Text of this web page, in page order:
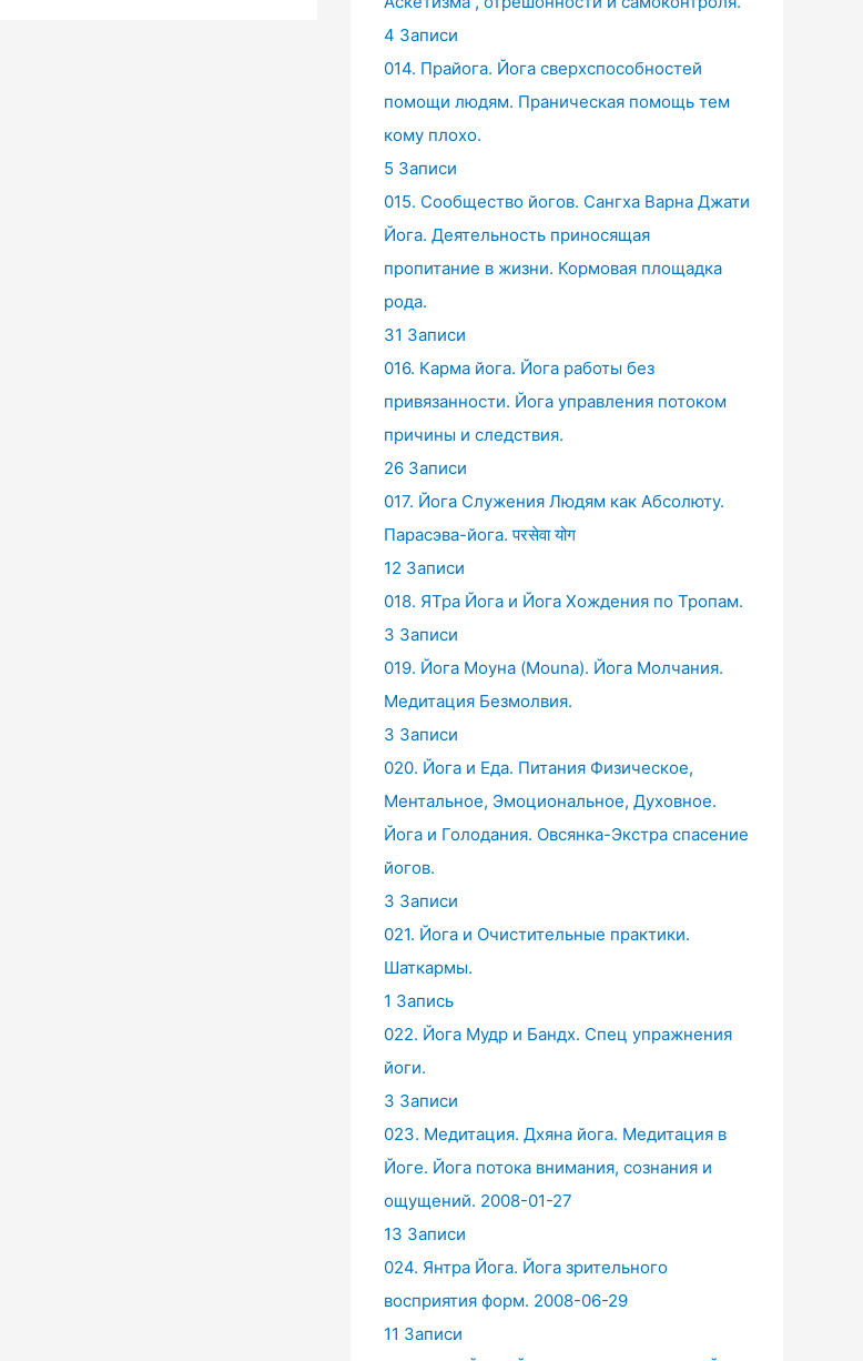
4 Записи
014. Прайога. Йога сверхспособностей
помощи людям. Праническая помощь тем
кому плохо.
5 Записи
015. Сообщество йогов. Сангха Варна Джати
Йога. Деятельность приносящая
пропитание в жизни. Кормовая площадка
рода.
31 Записи
016. Карма йога. Йога работы без
привязанности. Йога управления потоком
причины и следствия.
26 Записи
017. Йога Служения Людям как Абсолюту.
Парасэва-йога. परसेवा योग
12 Записи
018. ЯТра Йога и Йога Хождения по Тропам.
3 Записи
019. Йога Моуна (Mouna). Йога Молчания.
Медитация Безмолвия.
3 Записи
020. Йога и Еда. Питания Физическое,
Ментальное, Эмоциональное, Духовное.
Йога и Голодания. Овсянка-Экстра спасение
йогов.
3 Записи
021. Йога и Очистительные практики.
Шаткармы.
1 Запись
022. Йога Мудр и Бандх. Спец упражнения
йоги.
3 Записи
023. Медитация. Дхяна йога. Медитация в
Йоге. Йога потока внимания, сознания и
ощущений. 2008-01-27
13 Записи
024. Янтра Йога. Йога зрительного
восприятия форм. 2008-06-29
11 Записи